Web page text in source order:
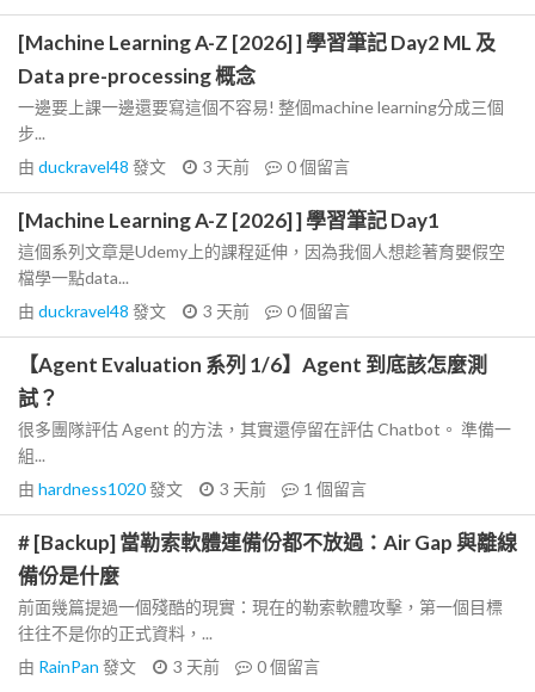
[Machine Learning A-Z [2026] ] 學習筆記 Day2 ML 及
Data pre-processing 概念
一邊要上課一邊還要寫這個不容易! 整個machine learning分成三個
步...
由 duckravel48 發文 3 天前 0個留言
[Machine Learning A-Z [2026] ] 學習筆記 Day1
這個系列文章是Udemy上的課程延伸，因為我個人想趁著育嬰假空
檔學一點data...
由 duckravel48 發文 3 天前 0個留言
【Agent Evaluation 系列 1/6】Agent 到底該怎麼測
試？
很多團隊評估 Agent 的方法，其實還停留在評估 Chatbot。 準備一
組...
由 hardness1020發文 3 天前 1 個留言
# [Backup] 當勒索軟體連備份都不放過：Air Gap 與離線
備份是什麼
前面幾篇提過一個殘酷的現實：現在的勒索軟體攻擊，第一個目標
往往不是你的正式資料，...
由 RainPan 發文 3 天前 0個留言